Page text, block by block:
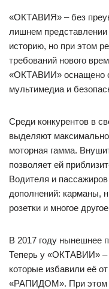
«ОКТАВИЯ» – без
лишнем
историю, но при этом
требований нового
«ОКТАВИИ» оснащено
мультимедиа и
Среди конкурентов в
выделяют
моторная гамма.
позволяет ей
Водителя и
дополнений: карманы,
розетки и многое
В 2017 году нынешнее
Теперь у «ОКТАВИИ» –
которые избавили её
«РАПИДОМ». При этом